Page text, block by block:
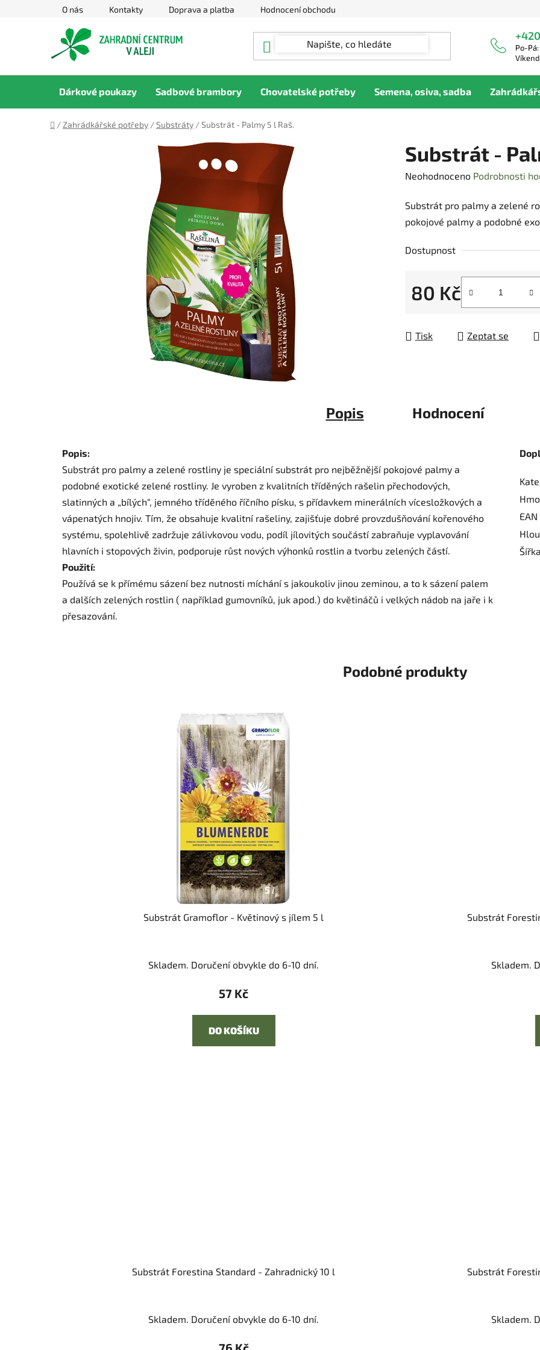
O nás Kontakty Doprava a platba Hodnocení obchodu
Po-
Dárkové poukazy Sadbové brambory Chovatelské potřeby Semena, osiva, sadba
Domů
/ Zahrádkářské potřeby /Substráty /Substrát - Palmy 5 l Raš.
Substrát -
Průměrné
produktu
je
z
hvězdiček.
Neohodnoceno Podrobnosti
Substrát pro palmy a zelené
pokojové palmy a podobné
Dostupnost
80 Kč
Měrná cena:
Tisk Zeptat se
Popis Hodnocení
Popis:
Substrát pro palmy a zelené rostliny je speciální substrát pro nejběžnější pokojové palmy a
podobné exotické zelené rostliny. Je vyroben z kvalitních tříděných rašelin přechodových,
slatinných a „bílých“, jemného tříděného říčního písku, s přídavkem minerálních vícesložkových a
vápenatých hnojiv. Tím, že obsahuje kvalitní rašeliny, zajišťuje dobré provzdušňování kořenového
systému, spolehlivě zadržuje zálivkovou vodu, podíl jílovitých součástí zabraňuje vyplavování
hlavních i stopových živin, podporuje růst nových výhonků rostlin a tvorbu zelených částí.
Použití:
Používá se k přímému sázení bez nutnosti míchání s jakoukoliv jinou zeminou, a to k sázení palem
a dalších zelených rostlin ( například gumovníků, juk apod.) do květináčů i velkých nádob na jaře i k
přesazování.
EAN
Podobné produkty
Substrát Gramoflor - Květinový s jílem 5 l
Skladem. Doručení obvykle do 6-10 dní.
57 Kč
DO KOŠÍKU
Substrát
Skladem.
Substrát Forestina Standard - Zahradnický 10 l
Skladem. Doručení obvykle do 6-10 dní.
Substrát
Skladem.